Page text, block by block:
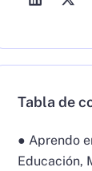
Tabla de
● Aprendo
Educación,